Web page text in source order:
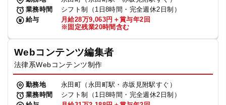
業務時間
シフト制（1日8時間・完全週休2日制）
給与
月給28万9,063円＋賞与年2回
※固定残業20時間含む
Webコンテンツ編集者
法律系Webコンテンツ制作
勤務地
永田町（永田町駅・赤坂見附駅すぐ）
業務時間
シフト制（1日8時間・完全週休2日制）